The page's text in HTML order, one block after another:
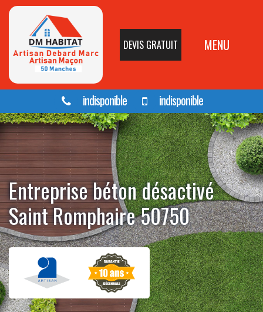
DEVIS GRATUIT MENU
indisponible indisponible
Entreprise béton désactivé
Saint Romphaire 50750